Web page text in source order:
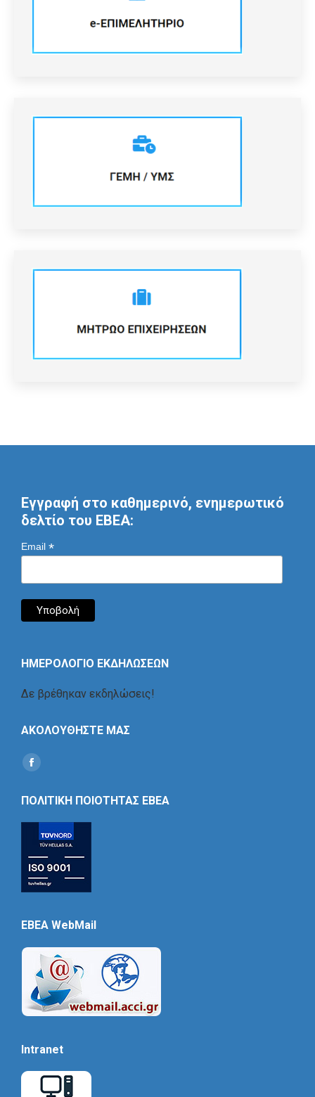
Εγγραφή στο καθημερινό, ενημερωτικό
δελτίο του ΕΒΕΑ:
Email *
ΗΜΕΡΟΛΟΓΙΟ ΕΚΔΗΛΩΣΕΩΝ
Δε βρέθηκαν εκδηλώσεις!
ΑΚΟΛΟΥΘΗΣΤΕ ΜΑΣ
Find us on:
Social
ΠΟΛΙΤΙΚΗ ΠΟΙΟΤΗΤΑΣ ΕΒΕΑ
EBEA WebMail
Intranet